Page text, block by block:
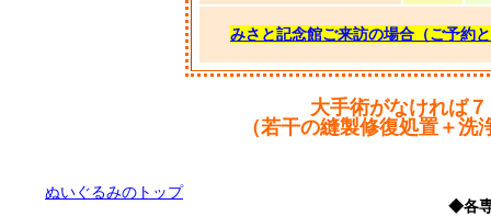
みさと記念館ご来訪の場合（ご予約
大手術がなければ
（若干の縫製修復処置＋
ぬいぐるみのトップ
◆各